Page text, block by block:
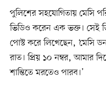
পুলিশের সহযোগিতায় মেসি
ভিডিও করেন এক ভক্ত। সেই
পোস্ট করে লিখেছেন, ‘মেসি
রাত। প্রিয় ১০ নম্বর, আমার
শান্তিতে মরতেও পারব।’